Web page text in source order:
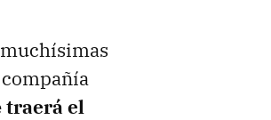
compañía
traerá el